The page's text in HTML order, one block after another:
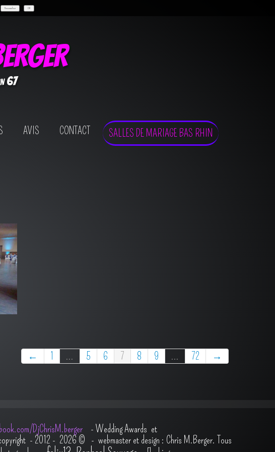
Personnaliser OK
67
AVIS CONTACT SALLES DE MARIAGE BAS RHIN
← 1 ... 5 6 7 8 9 ... 72 →
DjChrisM.berger - Wedding Awards et
- 2012 - 2026 © - webmaster et design : Chris M.Berger. Tous